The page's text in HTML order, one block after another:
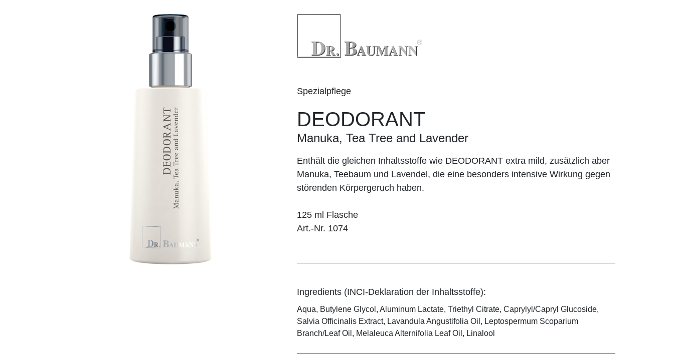
Spezialpflege
DEODORANT
Manuka, Tea Tree and Lavender
Enthält die gleichen Inhaltsstoffe wie DEODORANT extra mild, zusätzlich aber
Manuka, Teebaum und Lavendel, die eine besonders intensive Wirkung gegen
störenden Körpergeruch haben.
125 ml Flasche
Art.-Nr. 1074
Ingredients (INCI-Deklaration der Inhaltsstoffe):
Aqua, Butylene Glycol, Aluminum Lactate, Triethyl Citrate, Caprylyl/Capryl Glucoside,
Salvia Officinalis Extract, Lavandula Angustifolia Oil, Leptospermum Scoparium
Branch/Leaf Oil, Melaleuca Alternifolia Leaf Oil, Linalool